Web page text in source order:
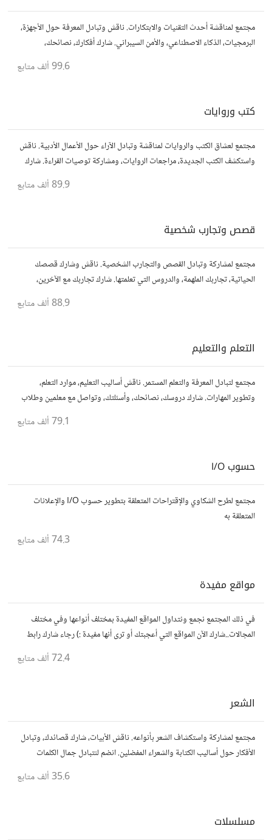
مجتمع لمناقشة أحدث التقنيات والابتكارات. ناقش وتبادل المعرفة حول الأجهزة،
البرمجيات، الذكاء الاصطناعي، والأمن السيبراني. شارك أفكارك، نصائحك،
99.6 ألف متابع
كتب وروايات
مجتمع لعشاق الكتب والروايات لمناقشة وتبادل الآراء حول الأعمال الأدبية. ناقش
واستكشف الكتب الجديدة، مراجعات الروايات، ومشاركة توصيات القراءة. شارك
89.9 ألف متابع
قصص وتجارب شخصية
مجتمع لمشاركة وتبادل القصص والتجارب الشخصية. ناقش وشارك قصصك
الحياتية، تجاربك الملهمة، والدروس التي تعلمتها. شارك تجاربك مع الآخرين،
88.9 ألف متابع
التعلم والتعليم
مجتمع لتبادل المعرفة والتعلم المستمر. ناقش أساليب التعليم، موارد التعلم،
وتطوير المهارات. شارك دروسك، نصائحك، وأسئلتك، وتواصل مع معلمين وطلاب
79.1 ألف متابع
حسوب I/O
مجتمع لطرح الشكاوي والإقتراحات المتعلقة بتطوير حسوب I/O والإعلانات
المتعلقة به
74.3 ألف متابع
مواقع مفيدة
في ذلك المجتمع نجمع ونتداول المواقع المفيدة بمختلف أنواعها وفي مختلف
المجالات..شارك الآن المواقع التي أعجبتك أو ترى أنها مفيدة :) رجاء شارك رابط
72.4 ألف متابع
الشعر
مجتمع لمشاركة واستكشاف الشعر بأنواعه. ناقش الأبيات، شارك قصائدك، وتبادل
الأفكار حول أساليب الكتابة والشعراء المفضلين. انضم لنتبادل جمال الكلمات
35.6 ألف متابع
مسلسلات